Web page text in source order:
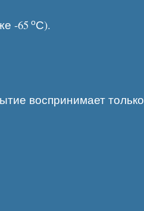
-65 оС).
воспринимает только